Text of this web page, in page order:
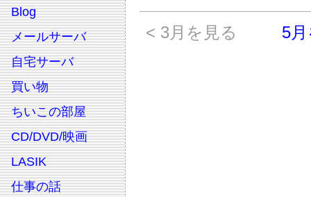
Blog
メールサーバ
自宅サーバ
買い物
ちいこの部屋
CD/DVD/映画
LASIK
仕事の話
< 3月を見る 5